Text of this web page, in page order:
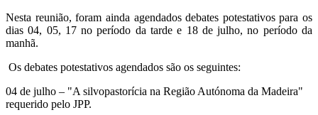
Nesta reunião, foram ainda agendados debates potestativos para os
dias 04, 05, 17 no período da tarde e 18 de julho, no período da
manhã.
Os debates potestativos agendados são os seguintes:
04 de julho – "A silvopastorícia na Região Autónoma da Madeira"
requerido pelo JPP.